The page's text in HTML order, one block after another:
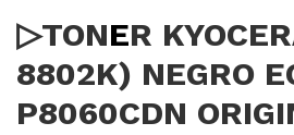
▷TONER
8802K) NEGRO
P8060CDN